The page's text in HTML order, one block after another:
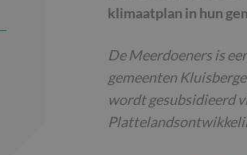
klimaatplan in hun
De Meerdoeners is
gemeenten
wordt gesubsidieerd